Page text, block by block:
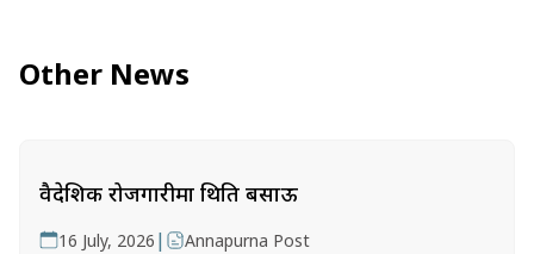
Other News
वैदेशिक रोजगारीमा थिति बसाऊ
16 July, 2026 | Annapurna Post